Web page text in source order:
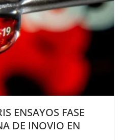
ENSAYOS FASE
DE INOVIO EN